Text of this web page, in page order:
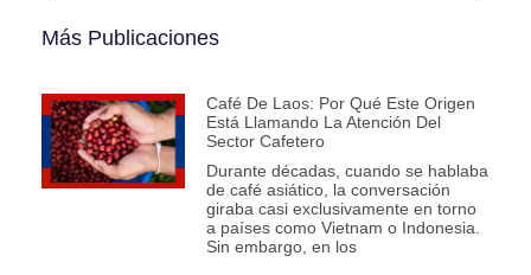
Más Publicaciones
Café De Laos: Por Qué Este Origen
Está Llamando La Atención Del
Sector Cafetero
Durante décadas, cuando se hablaba
de café asiático, la conversación
giraba casi exclusivamente en torno
a países como Vietnam o Indonesia.
Sin embargo, en los